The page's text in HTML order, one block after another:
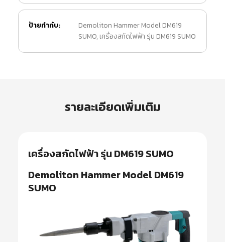
ป้ายกำกับ:
Demoliton Hammer Model DM619
SUMO, เครื่องสกัดไฟฟ้า รุ่น DM619 SUMO
รายละเอียดเพิ่มเติม
เครื่องสกัดไฟฟ้า รุ่น DM619 SUMO
Demoliton Hammer Model DM619
SUMO